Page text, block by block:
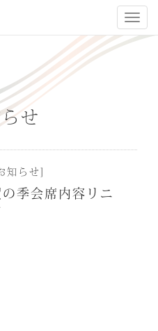
せ
知らせ]
季会席内容リニ